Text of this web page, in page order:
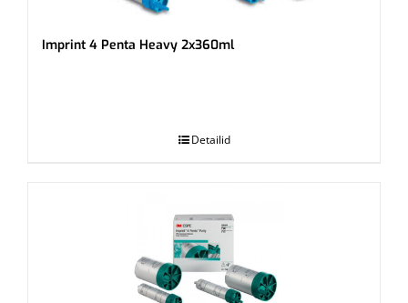
Imprint 4 Penta Heavy 2x360ml
Detailid